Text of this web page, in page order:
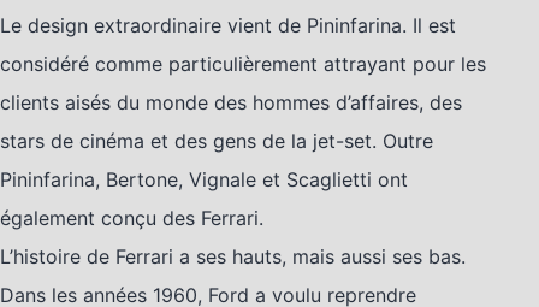
Le design extraordinaire vient de Pininfarina. Il est
considéré comme particulièrement attrayant pour les
clients aisés du monde des hommes d’affaires, des
stars de cinéma et des gens de la jet-set. Outre
Pininfarina, Bertone, Vignale et Scaglietti ont
également conçu des Ferrari.
L’histoire de Ferrari a ses hauts, mais aussi ses bas.
Dans les années 1960, Ford a voulu reprendre